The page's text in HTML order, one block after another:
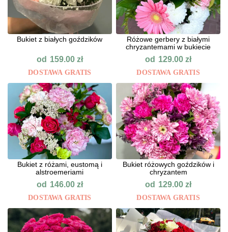
Bukiet z białych goździków
od 159.00 zł
DOSTAWA GRATIS
Różowe gerbery z białymi
chryzantemami w bukiecie
od 129.00zł
DOSTAWA GRATIS
Bukiet z różami, eustomą i
alstroemeriami
od 146.00 zł
DOSTAWA GRATIS
Bukiet różowych goździków i
chryzantem
od 129.00zł
DOSTAWA GRATIS